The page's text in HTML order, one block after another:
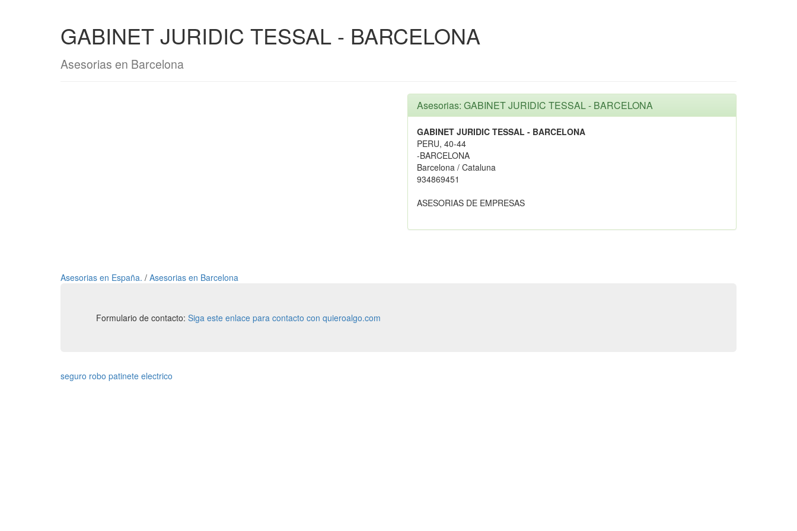
GABINET JURIDIC TESSAL - BARCELONA
Asesorias en Barcelona
Asesorias: GABINET JURIDIC TESSAL - BARCELONA
GABINET JURIDIC TESSAL - BARCELONA
PERU, 40-44
-BARCELONA
Barcelona / Cataluna
934869451
ASESORIAS DE EMPRESAS
Asesorias en España. / Asesorias en Barcelona
Formulario de contacto: Siga este enlace para contacto con quieroalgo.com
seguro robo patinete electrico